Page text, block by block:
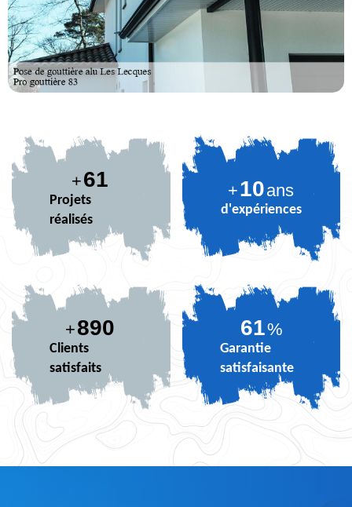
+73
Projets
réalisés
+10ans
d'expériences
+890
Clients
satisfaits
73%
Garantie
satisfaisante